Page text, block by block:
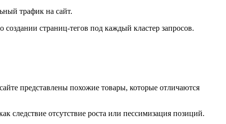
трафик на сайт.
страниц-тегов под каждый кластер запросов.
представлены похожие товары, которые отличаются
следствие отсутствие роста или пессимизация позиций.